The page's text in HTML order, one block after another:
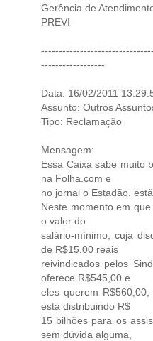
Gerência de
PREVI
------------------
Data: 16/02/2011
Assunto: Outros
Tipo: Reclamação
Mensagem:
Essa Caixa sabe muito
na Folha.com e
no jornal o Estadão,
Neste momento em
o valor do
salário-mínimo, cuja
de R$15,00 reais
reivindicados pelos
oferece R$545,00 e
eles querem
está distribuindo R$
15 bilhões para os
sem dúvida alguma,